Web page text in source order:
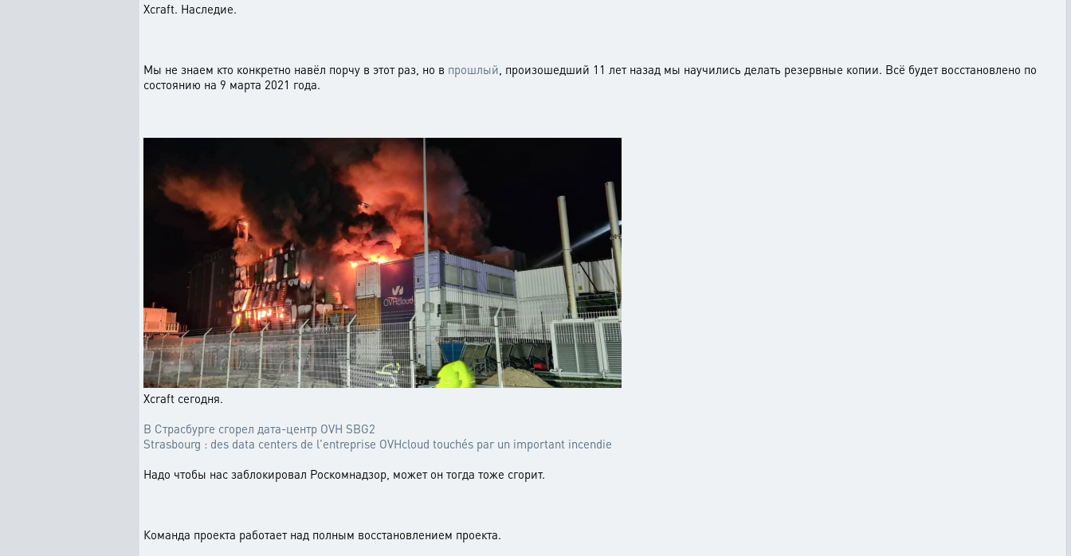
Xcraft. Наследие.
Мы не знаем кто конкретно навёл порчу в этот раз, но в прошлый, произошедший 11 лет назад мы научились делать резервные копии. Всё будет восстановлено по
состоянию на 9 марта 2021 года.
Xcraft сегодня.
В Страсбурге сгорел дата-центр OVH SBG2
Strasbourg : des data centers de l'entreprise OVHcloud touchés par un important incendie
Надо чтобы нас заблокировал Роскомнадзор, может он тогда тоже сгорит.
Команда проекта работает над полным восстановлением проекта.